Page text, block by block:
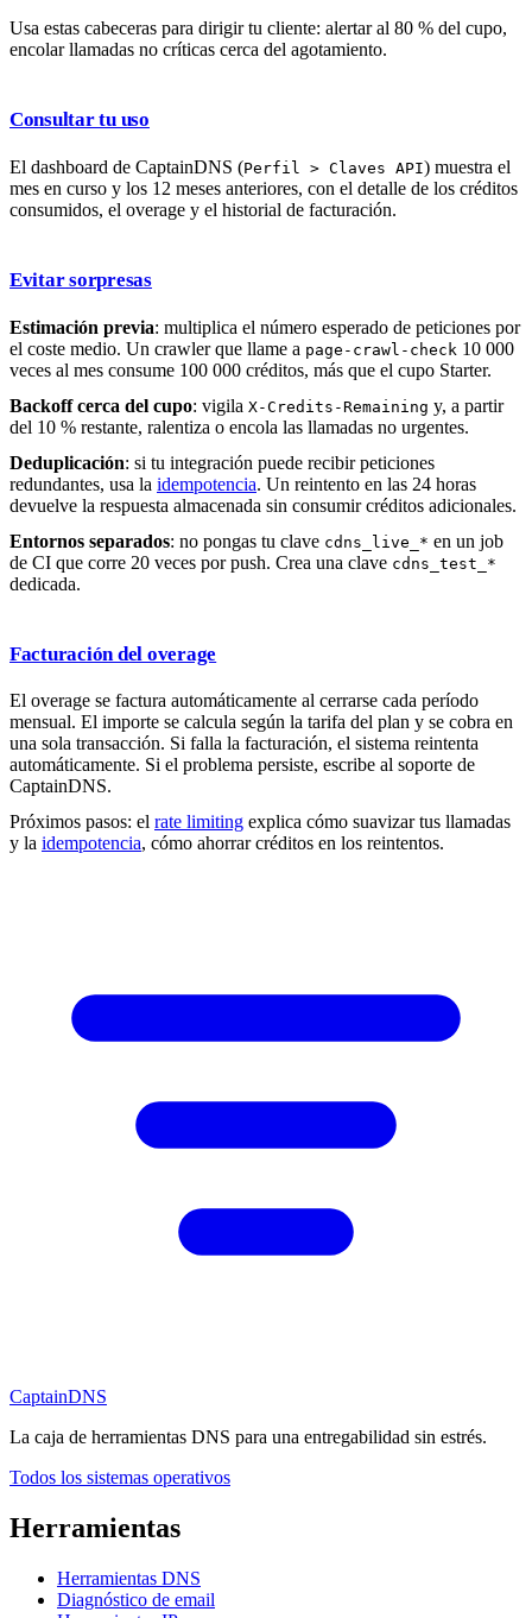
Usa estas cabeceras para dirigir tu cliente: alertar al 80 % del cupo,
encolar llamadas no críticas cerca del agotamiento.
Consultar tu uso
El dashboard de CaptainDNS (Perfil > Claves API) muestra el
mes en curso y los 12 meses anteriores, con el detalle de los créditos
consumidos, el overage y el historial de facturación.
Evitar sorpresas
Estimación previa: multiplica el número esperado de peticiones por
el coste medio. Un crawler que llame a page-crawl-check 10 000
veces al mes consume 100 000 créditos, más que el cupo Starter.
Backoff cerca del cupo: vigila X-Credits-Remaining y, a partir
del 10 % restante, ralentiza o encola las llamadas no urgentes.
Deduplicación: si tu integración puede recibir peticiones
redundantes, usa la idempotencia. Un reintento en las 24 horas
devuelve la respuesta almacenada sin consumir créditos adicionales.
Entornos separados: no pongas tu clave cdns_live_* en un job
de CI que corre 20 veces por push. Crea una clave cdns_test_*
dedicada.
Facturación del overage
El overage se factura automáticamente al cerrarse cada período
mensual. El importe se calcula según la tarifa del plan y se cobra en
una sola transacción. Si falla la facturación, el sistema reintenta
automáticamente. Si el problema persiste, escribe al soporte de
CaptainDNS.
Próximos pasos: el rate limiting explica cómo suavizar tus llamadas
y la idempotencia, cómo ahorrar créditos en los reintentos.
CaptainDNS
La caja de herramientas DNS para una entregabilidad sin estrés.
Todos los sistemas operativos
Herramientas
Herramientas DNS
Diagnóstico de email